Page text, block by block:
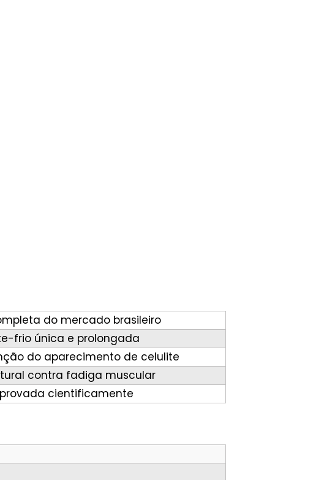
do mercado brasileiro
frio única e prolongada
do aparecimento de celulite
contra fadiga muscular
cientificamente